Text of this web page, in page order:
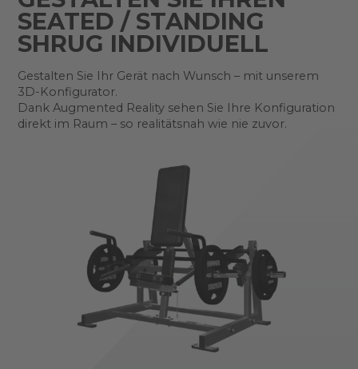
SEATED / STANDING
SHRUG INDIVIDUELL
Gestalten Sie Ihr Gerät nach Wunsch – mit unserem
3D-Konfigurator.
Dank Augmented Reality sehen Sie Ihre Konfiguration
direkt im Raum – so realitätsnah wie nie zuvor.